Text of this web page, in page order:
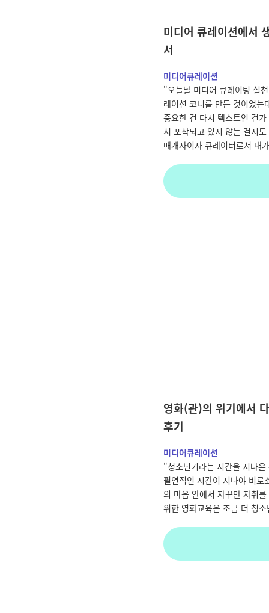
미디어 큐레이션에서
서
미디어큐레이션
"오늘날 미디어 큐레이팅 실
레이션 코너를 만든 것이었
중요한 건 다시 텍스트인 건
서 포착되고 있지 않는 걸지
매개자이자 큐레이터로서 내
영화(관)의 위기에서
후기
미디어큐레이션
"청소년기라는 시간을 지나
필연적인 시간이 지나야 비
의 마음 안에서 자꾸만 자취
위한 영화교육은 조금 더 청